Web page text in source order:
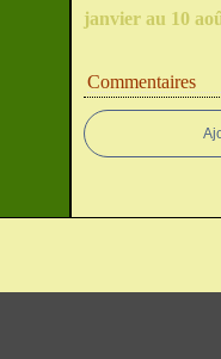
janvier au 10
Commentaires